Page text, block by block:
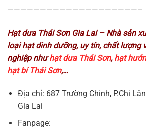
————————————————————–
Hạt dưa Thái Sơn Gia Lai – Nhà sản
loại hạt dinh dưỡng, uy tín, chất lượng
nghiệp nhưhạt dưa Thái Sơn, hạt
hạt bí Thái Sơn,…
Địa chỉ: 687 Trường Chinh, P.Chi
Gia Lai
Fanpage: